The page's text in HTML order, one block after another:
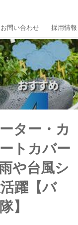
お問い合わせ 採用情報
ター・カ
トカバー
や台風シ
躍【バ
】